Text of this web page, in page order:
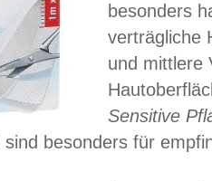
besonders
verträgliche
und mittlere
Sensitive
sind besonders für